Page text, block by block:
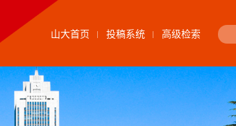
山大首页 投稿系统 高级检索